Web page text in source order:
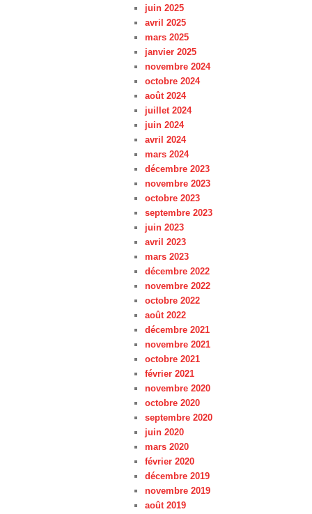
juin 2025
avril 2025
mars 2025
janvier 2025
novembre 2024
octobre 2024
août 2024
juillet 2024
juin 2024
avril 2024
mars 2024
décembre 2023
novembre 2023
octobre 2023
septembre 2023
juin 2023
avril 2023
mars 2023
décembre 2022
novembre 2022
octobre 2022
août 2022
décembre 2021
novembre 2021
octobre 2021
février 2021
novembre 2020
octobre 2020
septembre 2020
juin 2020
mars 2020
février 2020
décembre 2019
novembre 2019
août 2019